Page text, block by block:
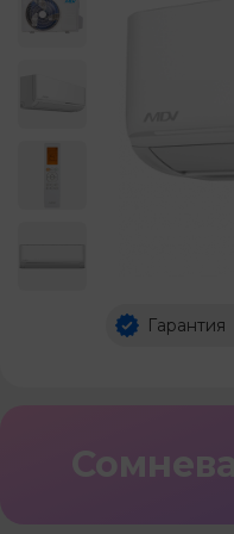
Гарантия